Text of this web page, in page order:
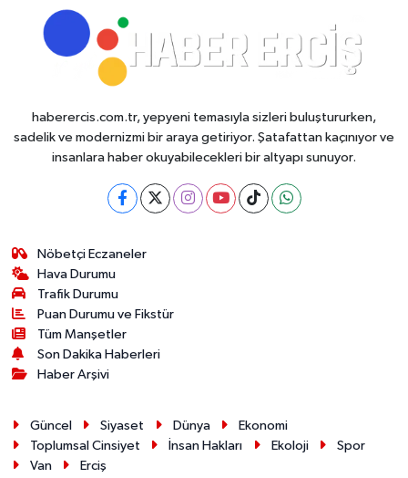
haberercis.com.tr, yepyeni temasıyla sizleri buluştururken,
sadelik ve modernizmi bir araya getiriyor. Şatafattan kaçınıyor ve
insanlara haber okuyabilecekleri bir altyapı sunuyor.
Nöbetçi Eczaneler
Hava Durumu
Trafik Durumu
Puan Durumu ve Fikstür
Tüm Manşetler
Son Dakika Haberleri
Haber Arşivi
Güncel Siyaset Dünya
Ekonomi
Toplumsal Cinsiyet
İnsan Hakları Ekoloji
Spor
Van
Erciş